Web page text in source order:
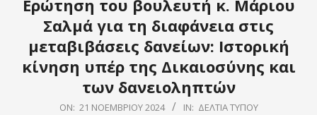
Ερώτηση του βουλευτή κ. Μάριου
Σαλμά για τη διαφάνεια στις
μεταβιβάσεις δανείων: Ιστορική
κίνηση υπέρ της Δικαιοσύνης και
των δανειοληπτών
ON: 21 ΝΟΕΜΒΡΊΟΥ 2024 IN: ΔΕΛΤΊΑ ΤΎΠΟΥ